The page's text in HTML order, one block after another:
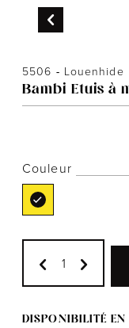
5506 - Louenhide
Bambi Etuis à
Couleur
DISPONIBILITÉ EN